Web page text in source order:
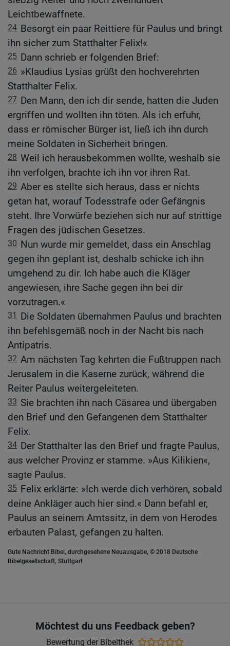
Leichtbewaffnete.
24 Besorgt ein paar Reittiere für Paulus und bringt
ihn sicher zum Statthalter Felix!«
25 Dann schrieb er folgenden Brief:
26 »Klaudius Lysias grüßt den hochverehrten
Statthalter Felix.
27 Den Mann, den ich dir sende, hatten die Juden
ergriffen und wollten ihn töten. Als ich erfuhr,
dass er römischer Bürger ist, ließ ich ihn durch
meine Soldaten in Sicherheit bringen.
28 Weil ich herausbekommen wollte, weshalb sie
ihn verfolgen, brachte ich ihn vor ihren Rat.
29 Aber es stellte sich heraus, dass er nichts
getan hat, worauf Todesstrafe oder Gefängnis
steht. Ihre Vorwürfe beziehen sich nur auf strittige
Fragen des jüdischen Gesetzes.
30 Nun wurde mir gemeldet, dass ein Anschlag
gegen ihn geplant ist, deshalb schicke ich ihn
umgehend zu dir. Ich habe auch die Kläger
angewiesen, ihre Sache gegen ihn bei dir
vorzutragen.«
31
Die Soldaten übernahmen Paulus und brachten
ihn befehlsgemäß noch in der Nacht bis nach
Antipatris.
32 Am nächsten Tag kehrten die Fußtruppen nach
Jerusalem in die Kaserne zurück, während die
Reiter Paulus weitergeleiteten.
33 Sie brachten ihn nach Cäsarea und übergaben
den Brief und den Gefangenen dem Statthalter
Felix.
34 Der Statthalter las den Brief und fragte Paulus,
aus welcher Provinz er stamme. »Aus Kilikien«,
sagte Paulus.
35 Felix erklärte: »Ich werde dich verhören, sobald
deine Ankläger auch hier sind.« Dann befahl er,
Paulus an seinem Amtssitz, in dem von Herodes
erbauten Palast, gefangen zu halten.
Gute Nachricht Bibel, durchgesehene Neuausgabe, © 2018 Deutsche
Bibelgesellschaft, Stuttgart
Möchtest du uns Feedback geben?
Bewertung der Bibelthek